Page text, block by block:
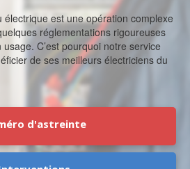
électrique est une opération complexe
réglementations rigoureuses
C’est pourquoi notre service
de ses meilleurs électriciens du
d'astreinte